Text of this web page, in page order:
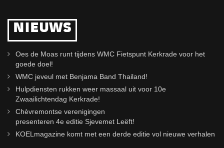
NIEUWS
Oes de Moas runt tijdens WMC Fietspunt Kerkrade voor het
goede doel!
WMC jeveul met Benjama Band Thailand!
Hulpdiensten rukken weer massaal uit voor 10e
Zwaailichtendag Kerkrade!
Chèvremontse verenigingen
presenteren 4e editie Sjevemet Leëft!
KOELmagazine komt met een derde editie vol nieuwe verhalen